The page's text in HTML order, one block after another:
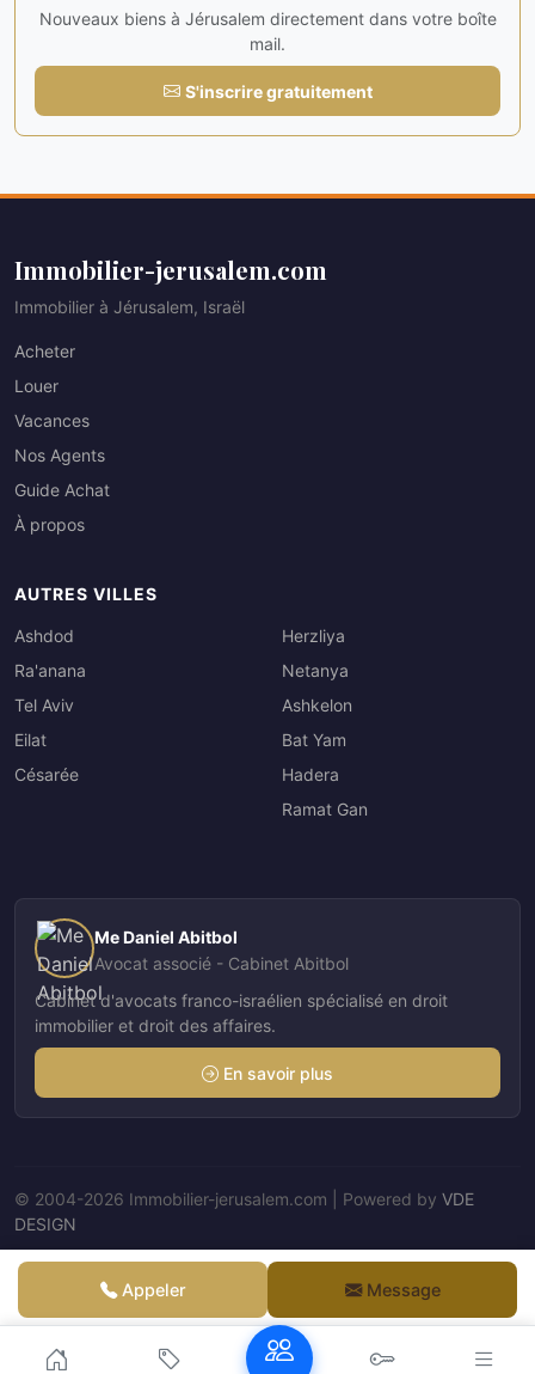
Nouveaux biens à Jérusalem directement dans votre boîte
mail.
S'inscrire gratuitement
Appeler Message
Immobilier-jerusalem.com
Immobilier à Jérusalem, Israël
Acheter
Louer
Vacances
Nos Agents
Guide Achat
À propos
AUTRES VILLES
Ashdod
Ra'anana
Tel Aviv
Eilat
Césarée
Herzliya
Netanya
Ashkelon
Bat Yam
Hadera
Ramat Gan
Me Daniel Abitbol
Avocat associé - Cabinet Abitbol
Cabinet d'avocats franco-israélien spécialisé en droit
immobilier et droit des affaires.
En savoir plus
© 2004-2026 Immobilier-jerusalem.com | Powered by VDE
DESIGN
Nos Agents